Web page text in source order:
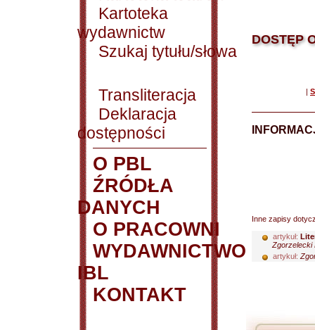
Kartoteka
wydawnictw
Szukaj tytułu/słowa
Transliteracja
Deklaracja
dostępności
O PBL
ŹRÓDŁA
DANYCH
O PRACOWNI
WYDAWNICTWO
IBL
KONTAKT
DOSTĘP
|
Inne zapisy
artykuł:
Zgorzelecki
artykuł: